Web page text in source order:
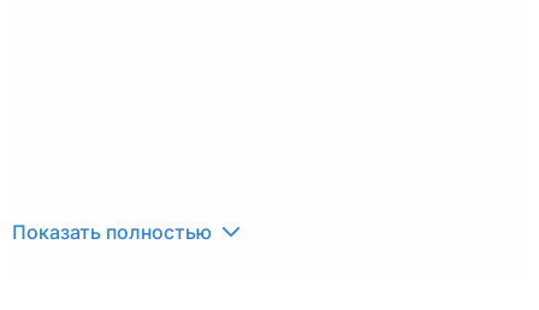
Показать полностью